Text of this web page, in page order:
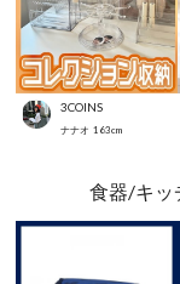
3COINS
ナナオ 163cm
食器/キッ